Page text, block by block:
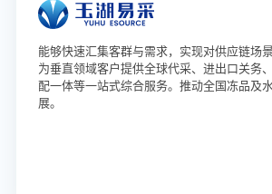
能够快速汇集客群与需求，实现对供应链场
为垂直领域客户提供全球代采、进出口关务
配一体等一站式综合服务。推动全国冻品及
展。